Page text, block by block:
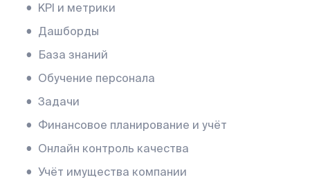
KPI и метрики
Дашборды
База знаний
Обучение персонала
Задачи
Финансовое планирование и учёт
Онлайн контроль качества
Учёт имущества компании